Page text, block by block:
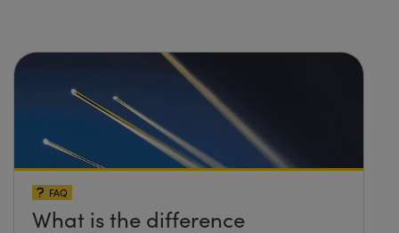
FAQ
What is the difference